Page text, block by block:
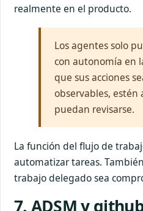
realmente en el producto.
Los agentes solo
con autonomía en
que sus acciones
observables, estén
puedan revisarse.
La función del flujo de
automatizar tareas.
trabajo delegado sea
7. ADSM y